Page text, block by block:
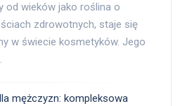
od wieków jako roślina o
zdrowotnych, staje się
w świecie kosmetyków. Jego
mężczyzn: kompleksowa